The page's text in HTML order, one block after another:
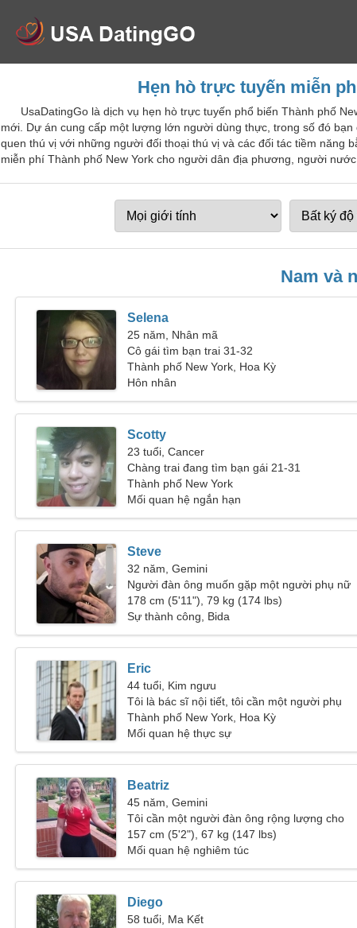
Hẹn hò trực tuyến miễn
UsaDatingGo là dịch vụ hẹn hò trực tuyến phổ biến Thành phố
mới. Dự án cung cấp một lượng lớn người dùng thực, trong số đó
quen thú vị với những người đối thoại thú vị và các đối tác tiềm năng
miễn phí Thành phố New York cho người dân địa phương, người nước
Nam và
Selena
25 năm, Nhân mã
Cô gái tìm bạn trai 31-32
Thành phố New York, Hoa Kỳ
Hôn nhân
Scotty
23 tuổi, Cancer
Chàng trai đang tìm bạn gái 21-31
Thành phố New York
Mối quan hệ ngắn hạn
Steve
32 năm, Gemini
Người đàn ông muốn gặp một người phụ nữ
178 cm (5'11"), 79 kg (174 lbs)
Sự thành công, Bida
Eric
44 tuổi, Kim ngưu
Tôi là bác sĩ nội tiết, tôi cần một người phụ
nữ tử tế
Thành phố New York, Hoa Kỳ
Mối quan hệ thực sự
Beatriz
45 năm, Gemini
Tôi cần một người đàn ông rộng lượng cho
một gia đình
157 cm (5'2"), 67 kg (147 lbs)
Mối quan hệ nghiêm túc
Diego
58 tuổi, Ma Kết